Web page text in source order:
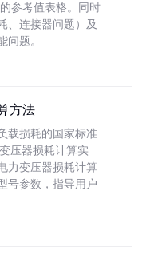
参考值表格。同时
、连接器问题）及
问题。
方法
载损耗的国家标准
压器损耗计算实
力变压器损耗计算
号参数，指导用户